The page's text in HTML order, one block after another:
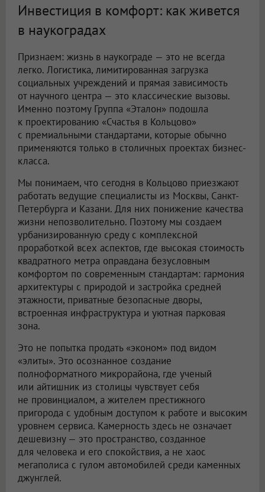
Инвестиция в комфорт: как живется
в наукоградах
Признаем: жизнь в наукограде — это не всегда
легко. Логистика, лимитированная загрузка
социальных учреждений и прямая зависимость
от научного центра — это классические вызовы.
Именно поэтому Группа «Эталон» подошла
к проектированию «Счастья в Кольцово»
с премиальными стандартами, которые обычно
применяются только в столичных проектах бизнес-
класса.
Мы понимаем, что сегодня в Кольцово приезжают
работать ведущие специалисты из Москвы, Санкт-
Петербурга и Казани. Для них понижение качества
жизни непозволительно. Поэтому мы создаем
урбанизированную среду с комплексной
проработкой всех аспектов, где высокая стоимость
квадратного метра оправдана безусловным
комфортом по современным стандартам: гармония
архитектуры с природой и застройка средней
этажности, приватные безопасные дворы,
встроенная инфраструктура и уютная парковая
зона.
Это не попытка продать «эконом» под видом
«элиты». Это осознанное создание
полноформатного микрорайона, где ученый
или айтишник из столицы чувствует себя
не провинциалом, а жителем престижного
пригорода с удобным доступом к работе и высоким
уровнем сервиса. Камерность здесь не означает
дешевизну — это пространство, созданное
для человека и его спокойствия, а не хаос
мегаполиса с гулом автомобилей среди каменных
джунглей.